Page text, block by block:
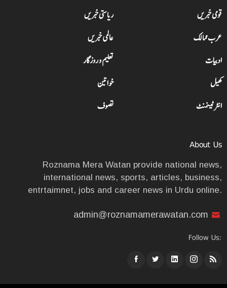
قومی خبریں
ریاستی خبریں
عرب ممالک
عالمی خبریں
ادبیات
تعلیم و روزگار
کھیل
خواتین
انٹرٹینمنٹ
تصوف
About Us
Roznama Mera Watan provide national news,
international news, sports, articles, business,
entrtaimnet, jobs and career news in Urdu online.
admin@roznamamerawatan.com
Follow Us: